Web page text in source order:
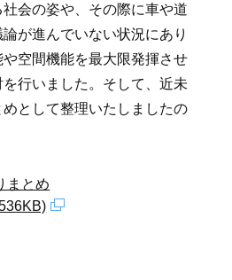
会の姿や、その際に車や道
が進んでいない状況にあり
空間機能を最大限発揮させ
行いました。そして、近未
として整理いたしましたの
まとめ